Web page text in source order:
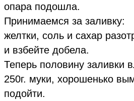
опара подошла.
Принимаемся за заливку:
желтки, соль и сахар
и взбейте добела.
Теперь половину заливки
250г. муки, хорошенько
подойти.